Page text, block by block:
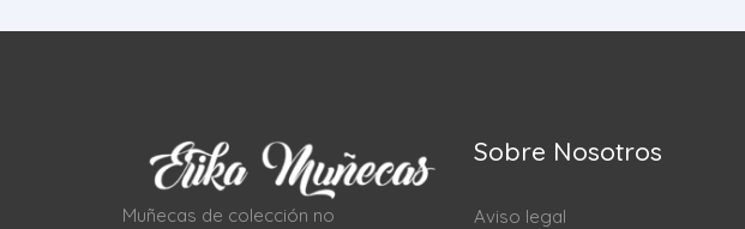
Muñecas de colección no
Sobre Nosotros
Aviso legal